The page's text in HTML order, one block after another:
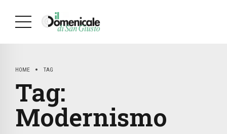
HOME TAG
Tag:
Modernismo